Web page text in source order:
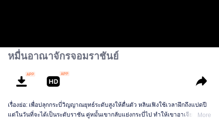
หมื่นอาณาจักรจอมราชันย์
เรื่องย่อ: เพื่อปลุกกระบี่วิญญาณยุทธ์ระดับสูงให้ตื่นตัว หลินเฟิงใช้เวลาฝึกถึงแปดปี
แต่ในวันที่จะได้เป็นระดับราชัน คู่หมั้นเขากลับแย่งกระบี่ไป ทำให้เขาอาเจียนเป็นMore